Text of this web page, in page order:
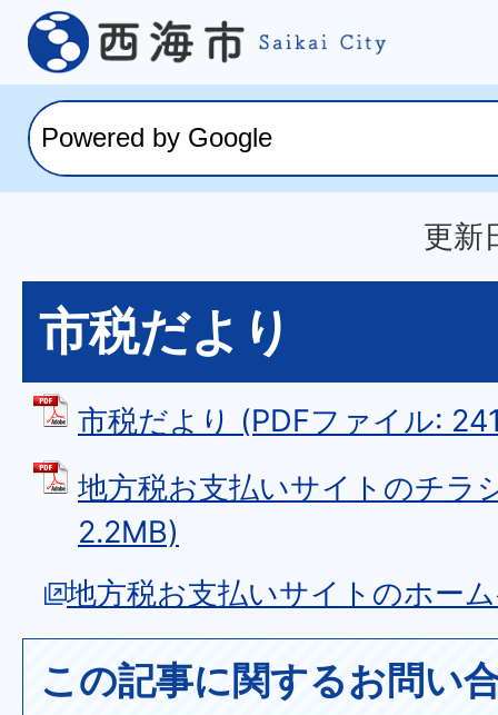
更新
市税だより
市税だより (PDFファイル:
地方税お支払いサイトのチラ
2.2MB)
地方税お支払いサイトのホー
この記事に関するお問い